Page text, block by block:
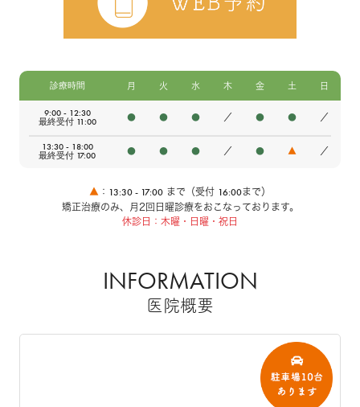
診療時間 月 火 水 木 金 土 日
9:00 - 12:30
最終受付 11:00 ● ● ● ／ ● ● ／
13:30 - 18:00
最終受付 17:00 ● ● ● ／ ● ▲ ／
▲ ： 13:30 - 17:00 まで（受付 16:00まで）
矯正治療のみ、月2回日曜診療をおこなっております。
休診日：木曜・日曜・祝日
INFORMATION
医院概要